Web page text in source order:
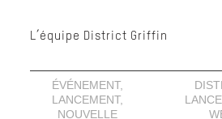
L’équipe District Griffin
ÉVÉNEMENT,
LANCEMENT,
NOUVELLE